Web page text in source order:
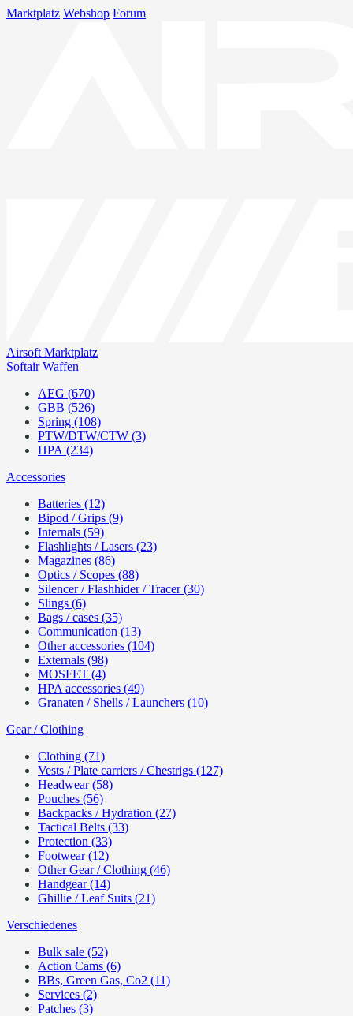
Marktplatz Webshop Forum
Airsoft Marktplatz
Softair Waffen
AEG (670)
GBB (526)
Spring (108)
PTW/DTW/CTW (3)
HPA (234)
Accessories
Batteries (12)
Bipod / Grips (9)
Internals (59)
Flashlights / Lasers (23)
Magazines (86)
Optics / Scopes (88)
Silencer / Flashhider / Tracer (30)
Slings (6)
Bags / cases (35)
Communication (13)
Other accessories (104)
Externals (98)
MOSFET (4)
HPA accessories (49)
Granaten / Shells / Launchers (10)
Gear / Clothing
Clothing (71)
Vests / Plate carriers / Chestrigs (127)
Headwear (58)
Pouches (56)
Backpacks / Hydration (27)
Tactical Belts (33)
Protection (33)
Footwear (12)
Other Gear / Clothing (46)
Handgear (14)
Ghillie / Leaf Suits (21)
Verschiedenes
Bulk sale (52)
Action Cams (6)
BBs, Green Gas, Co2 (11)
Services (2)
Patches (3)